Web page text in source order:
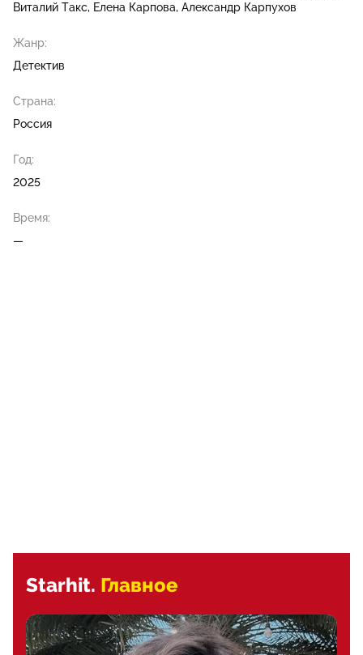
Виталий Такс Елена Карпова Александр Карпухов
Жанр:
Детектив
Страна:
Россия
Год:
2025
Время:
—
Starhit. Главное